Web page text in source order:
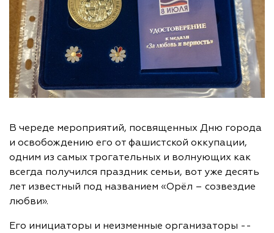
В череде мероприятий, посвященных Дню города
и освобождению его от фашистской оккупации,
одним из самых трогательных и волнующих как
всегда получился праздник семьи, вот уже десять
лет известный под названием «Орёл – созвездие
любви».
Его инициаторы и неизменные организаторы --